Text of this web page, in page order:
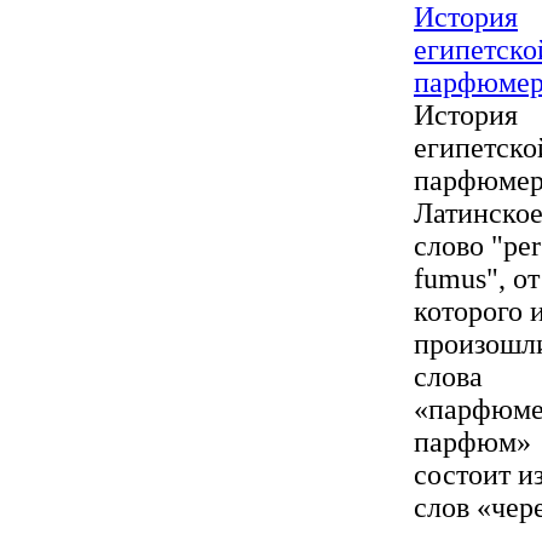
История
История
Латинское
слово "per
fumus", от
которого
слова
парфюм»
состоит
слов